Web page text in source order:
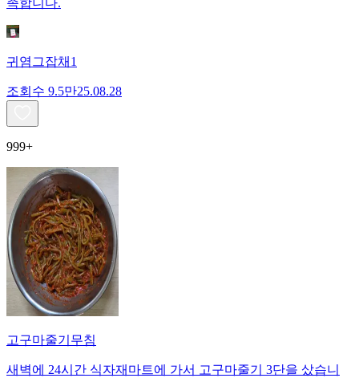
귀염그잡채1
조회수 9.5만25.08.28
999+
고구마줄기무침
새벽에 24시간 식자재마트에 가서 고구마줄기 3단을 샀습니